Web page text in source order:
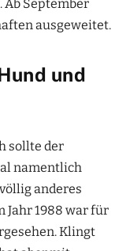
September
ausgeweitet.
und
sollte der
namentlich
anderes
Jahr 1988 war für
Klingt